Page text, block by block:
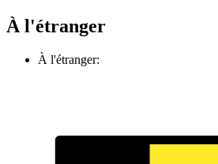
À l'étranger
À l'étranger: